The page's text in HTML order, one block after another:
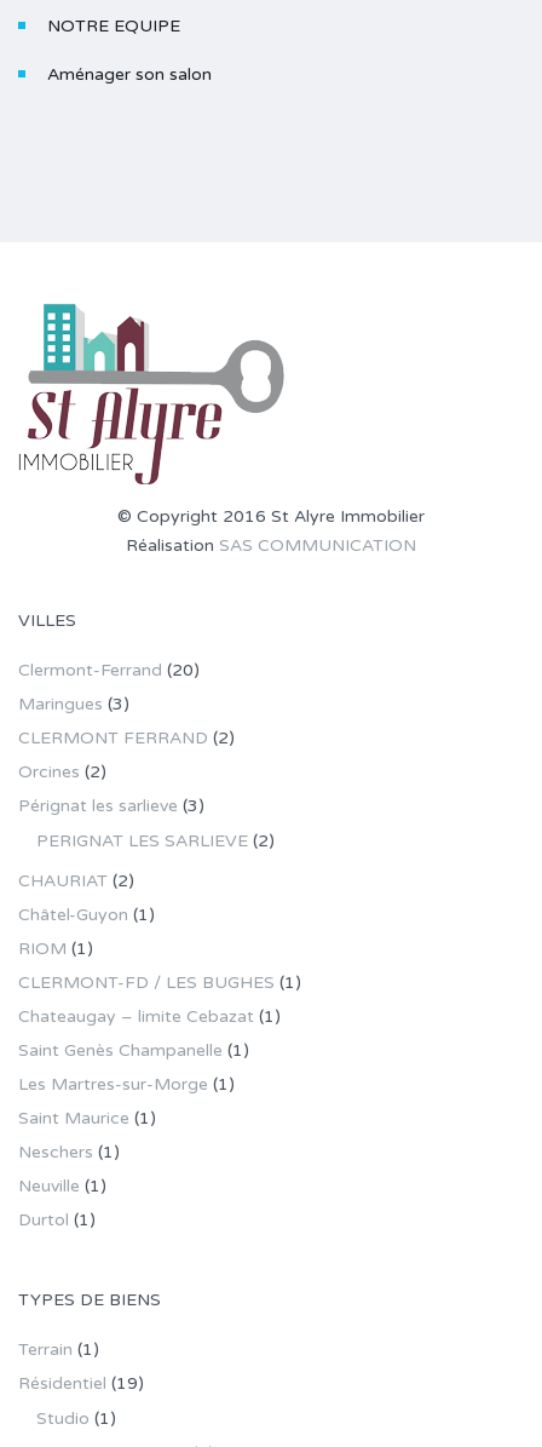
NOTRE EQUIPE
Aménager son salon
© Copyright 2016 St Alyre Immobilier
Réalisation SAS COMMUNICATION
VILLES
Clermont-Ferrand (20)
Maringues (3)
CLERMONT FERRAND (2)
Orcines (2)
Pérignat les sarlieve (3)
PERIGNAT LES SARLIEVE (2)
CHAURIAT (2)
Châtel-Guyon (1)
RIOM (1)
CLERMONT-FD / LES BUGHES (1)
Chateaugay – limite Cebazat (1)
Saint Genès Champanelle (1)
Les Martres-sur-Morge (1)
Saint Maurice (1)
Neschers (1)
Neuville (1)
Durtol (1)
TYPES DE BIENS
Terrain (1)
Résidentiel (19)
Studio (1)